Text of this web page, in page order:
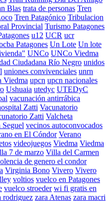
Blas trata de personas Tren
Tren Patagónico Tribulacion
Provincial Turismo Patagones
u12 UCR ucr
Patagones Un Lote Un lote
UNCo UNCo Viedma
Ciudadana Río Negro unidos
uniones convivenciales unrn
Viedma upcn upcn nacionales
Ushuaia utedyc UTEDyC
vacunación antirrábica
Zatti Vacunatorio
Zatti Valcheta
Seguel vecinos autoconvocados
en El Cóndor Verano
videojuegos Viedma Viedma
7 de marzo Villa del Carmen
de genero el condor
Virginia Bono Vivero Vivero
voltios vuelco en Patagones
vuelco stroeder wi fi gratis en
rodriguez zara Atenas zara macri